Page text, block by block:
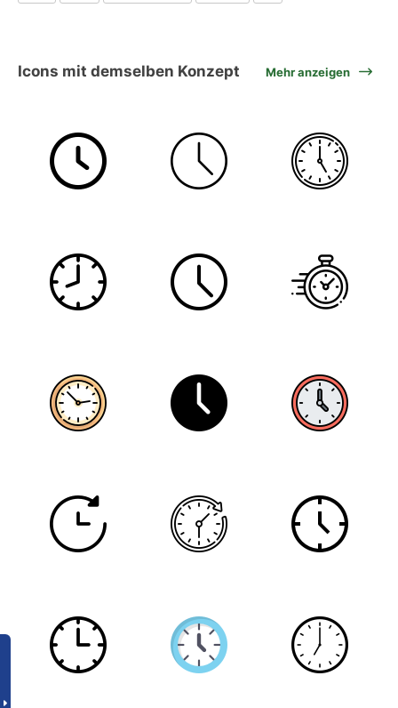
Icons mit demselben Konzept Mehr anzeigen